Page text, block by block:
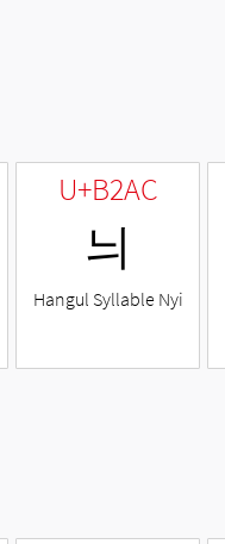
U+B2AC
늬
Hangul Syllable Nyi